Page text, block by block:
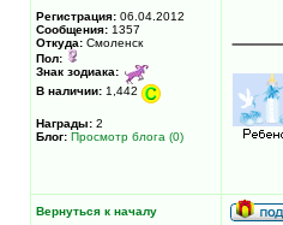
Регистрация: 06.04.2012
Сообщения: 1357
Откуда: Смоленск
Пол:
Знак зодиака:
В наличии: 1,442
Награды: 2
Блог: Просмотр блога (0)
Вернуться к началу